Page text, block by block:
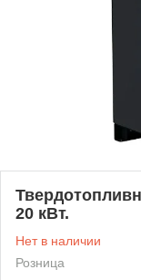
20 кВт.
Нет в наличии
Розница